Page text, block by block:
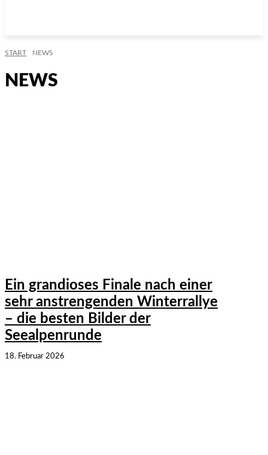
START NEWS
NEWS
Ein grandioses Finale nach einer
sehr anstrengenden Winterrallye
– die besten Bilder der
Seealpenrunde
18. Februar 2026